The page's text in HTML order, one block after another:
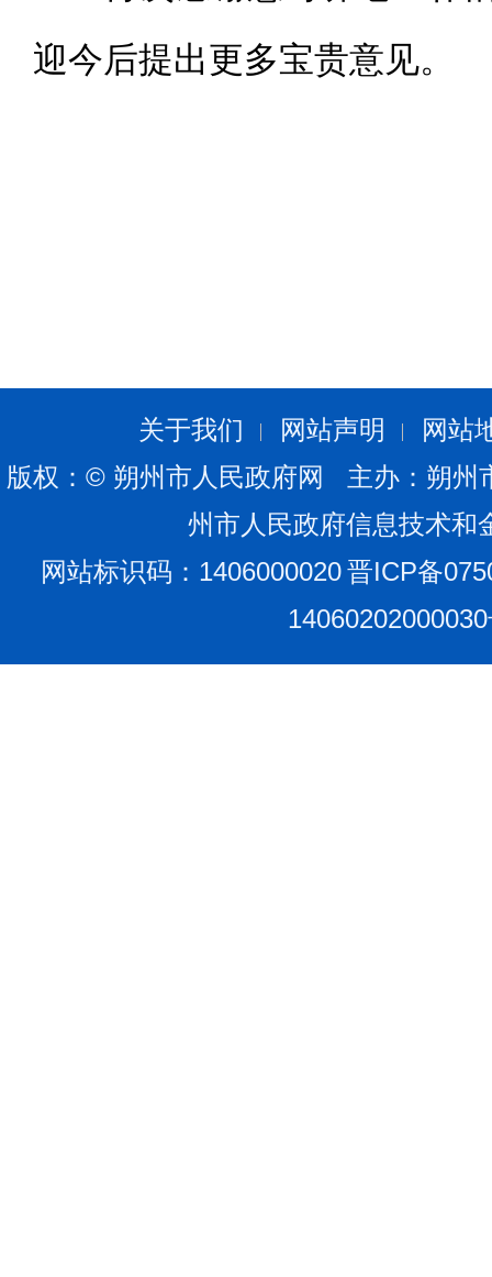
迎今后提出更多宝贵意见。
关于我们 网站声明
网站
版权：© 朔州市人民政府网 主办：朔
州市人民政府信息技术和
网站标识码：1406000020晋ICP备